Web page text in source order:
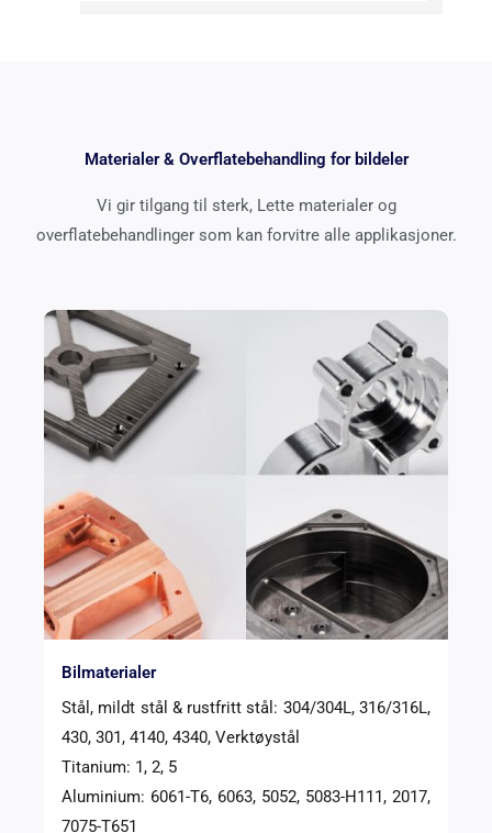
Materialer & Overflatebehandling for bildeler
Vi gir tilgang til sterk, Lette materialer og
overflatebehandlinger som kan forvitre alle applikasjoner.
Bilmaterialer
Stål, mildt stål & rustfritt stål: 304/304L, 316/316L,
430, 301, 4140, 4340, Verktøystål
Titanium: 1, 2, 5
Aluminium: 6061-T6, 6063, 5052, 5083-H111, 2017,
7075-T651